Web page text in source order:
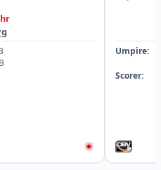
Umpire:
Scorer: